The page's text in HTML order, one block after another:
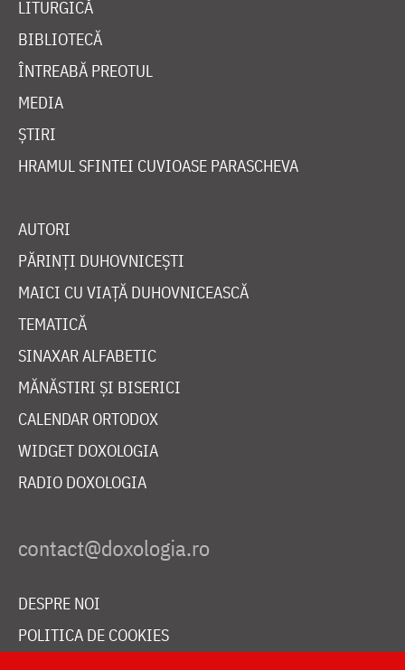
LITURGICĂ
BIBLIOTECĂ
ÎNTREABĂ PREOTUL
MEDIA
ȘTIRI
HRAMUL SFINTEI CUVIOASE PARASCHEVA
AUTORI
PĂRINȚI DUHOVNICEȘTI
MAICI CU VIAȚĂ DUHOVNICEASCĂ
TEMATICĂ
SINAXAR ALFABETIC
MĂNĂSTIRI ȘI BISERICI
CALENDAR ORTODOX
WIDGET DOXOLOGIA
RADIO DOXOLOGIA
DESPRE NOI
POLITICA DE COOKIES